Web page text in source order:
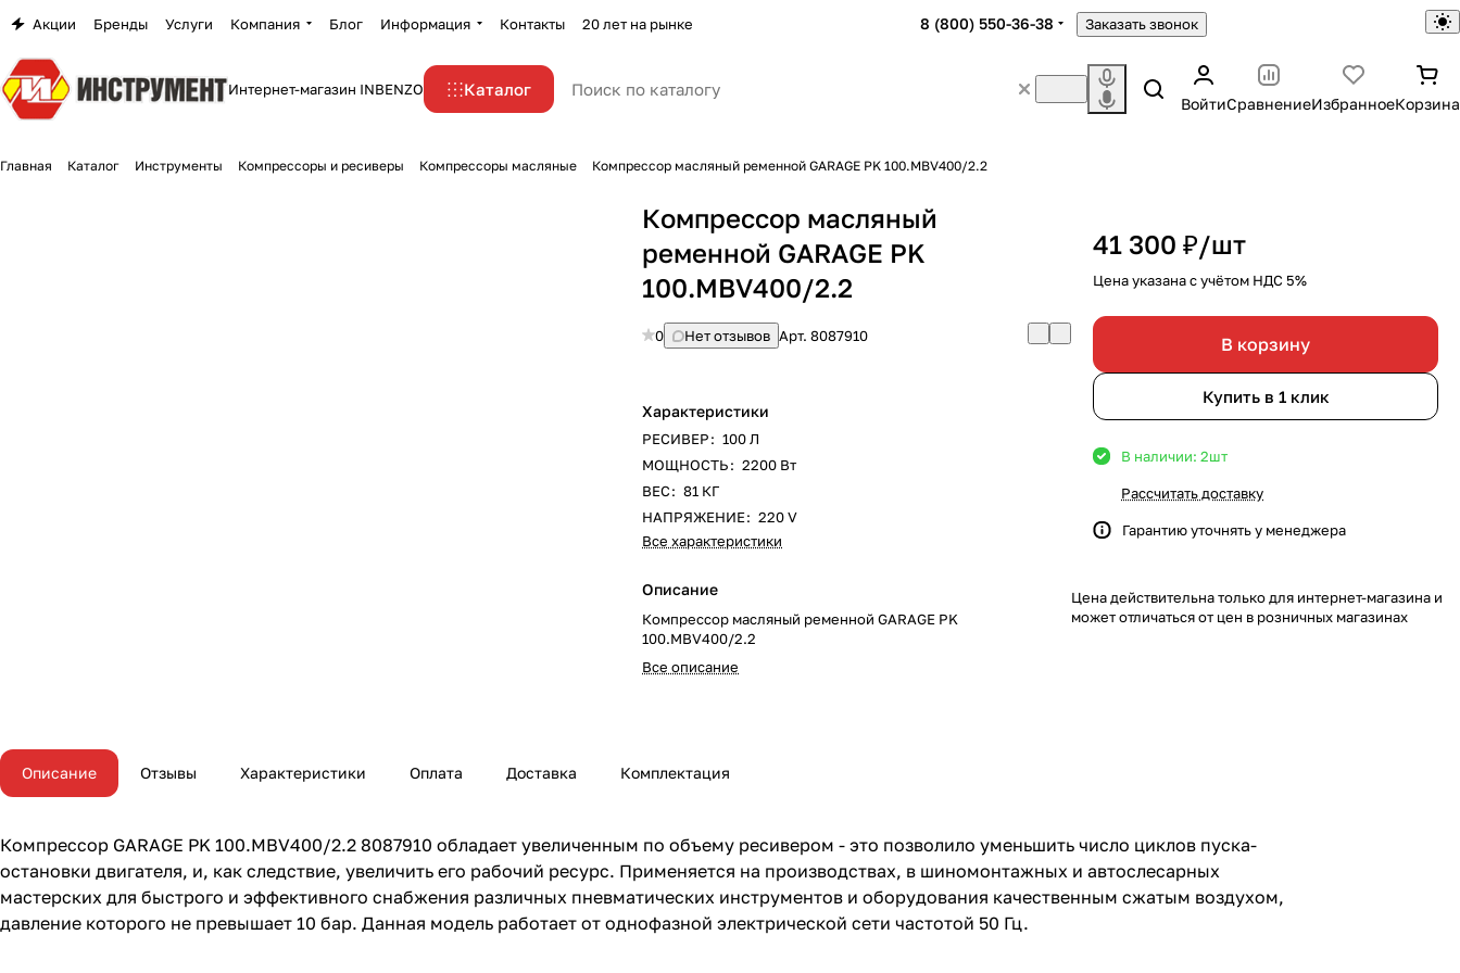
Акции Бренды Услуги Компания Блог Информация Контакты 20 лет на рынке 8 (800) 550-36-38 Заказать звонок
Интернет-магазин INBENZO Каталог
ВойтиСравнениеИзбранноеКорзина
Главная Каталог Инструменты Компрессоры и ресиверы Компрессоры масляные Компрессор масляный ременной GARAGE PK 100.MBV400/2.2
Компрессор масляный
ременной GARAGE PK
100.MBV400/2.2
0 Нет отзывов Арт.8087910
Характеристики
РЕСИВЕР: 100 Л
МОЩНОСТЬ: 2200 Вт
ВЕС: 81 КГ
НАПРЯЖЕНИЕ: 220 V
Все характеристики
Описание
Компрессор масляный ременной GARAGE PK
100.MBV400/2.2
Все описание
41 300 ₽/шт
Цена указана с учётом НДС 5%
В корзину
Купить в 1 клик
В наличии: 2шт
Рассчитать доставку
Гарантию уточнять у менеджера
Цена действительна только для интернет-магазина и
может отличаться от цен в розничных магазинах
Описание Отзывы Характеристики Оплата Доставка Комплектация
Компрессор GARAGE PK 100.MBV400/2.2 8087910 обладает увеличенным по объему ресивером - это позволило уменьшить число циклов пуска-
остановки двигателя, и, как следствие, увеличить его рабочий ресурс. Применяется на производствах, в шиномонтажных и автослесарных
мастерских для быстрого и эффективного снабжения различных пневматических инструментов и оборудования качественным сжатым воздухом,
давление которого не превышает 10 бар. Данная модель работает от однофазной электрической сети частотой 50 Гц.